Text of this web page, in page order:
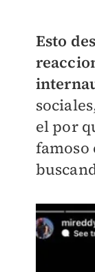
Esto
el por
famoso